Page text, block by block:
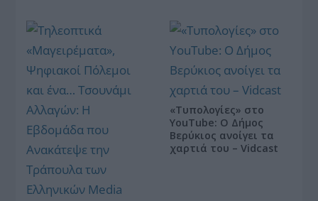
«Τυπολογίες» στο
YouTube: Ο Δήμος
Βερύκιος ανοίγει τα
χαρτιά του – Vidcast